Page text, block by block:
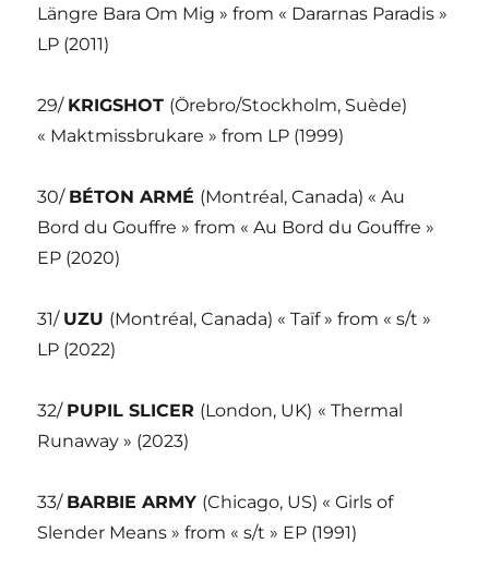
Längre Bara Om Mig » from « Dararnas Paradis »
LP (2011)
29/ KRIGSHOT (Örebro/Stockholm, Suède)
« Maktmissbrukare » from LP (1999)
30/ BÉTON ARMÉ (Montréal, Canada) « Au
Bord du Gouffre » from « Au Bord du Gouffre »
EP (2020)
31/ UZU (Montréal, Canada) « Taïf » from « s/t »
LP (2022)
32/ PUPIL SLICER (London, UK) « Thermal
Runaway » (2023)
33/ BARBIE ARMY (Chicago, US) « Girls of
Slender Means » from « s/t » EP (1991)